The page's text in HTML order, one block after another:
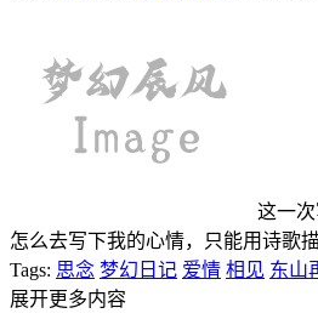
这一
怎么去写下我的心情，只能用诗歌描
Tags: 思念 梦幻日记 爱情 相见 东山
展开更多内容